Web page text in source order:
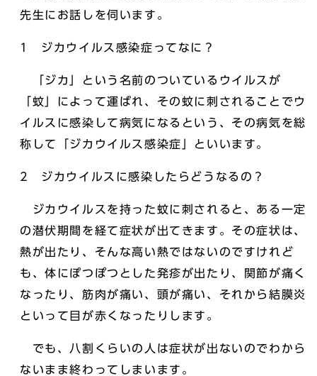
先生にお話しを伺います。
1 ジカウイルス感染症ってなに？
「ジカ」という名前のついているウイルスが
「蚊」によって運ばれ、その蚊に刺されることでウ
イルスに感染して病気になるという、その病気を総
称して「ジカウイルス感染症」といいます。
2 ジカウイルスに感染したらどうなるの？
ジカウイルスを持った蚊に刺されると、ある一定
の潜伏期間を経て症状が出てきます。その症状は、
熱が出たり、そんな高い熱ではないのですけれど
も、体にぽつぽつとした発疹が出たり、関節が痛く
なったり、筋肉が痛い、頭が痛い、それから結膜炎
といって目が赤くなったりします。
でも、八割くらいの人は症状が出ないのでわから
ないまま終わってしまいます。